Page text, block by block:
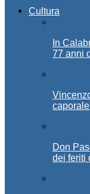
Cultura
In
77 anni
Don
dei feriti